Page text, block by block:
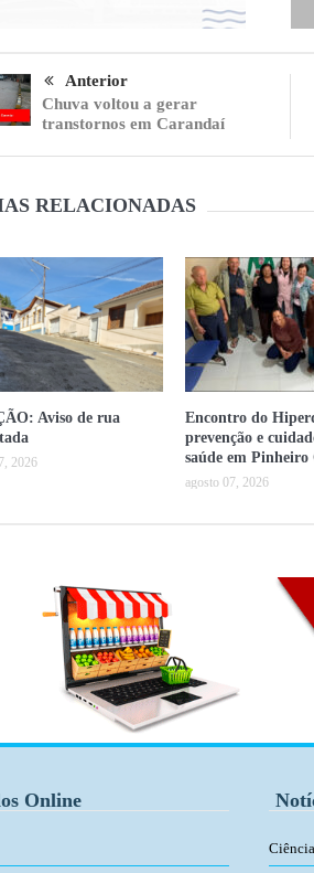
Anterior
Chuva voltou a gerar
transtornos em Carandaí
RELACIONADAS
Aviso de rua
2026
Encontro do
prevenção e
saúde em Pinheiro
agosto 07, 2026
Online